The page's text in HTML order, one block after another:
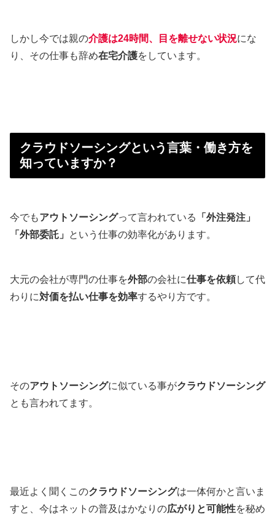
しかし今では親の介護は24時間、目を離せない状況にな
り、その仕事も辞め在宅介護をしています。
クラウドソーシングという言葉・働き方を
知っていますか？
今でもアウトソーシングって言われている
「外注発注」
「外部委託」
という仕事の効率化があります。
大元の会社が専門の仕事を外部の会社に仕事を依頼して代
わりに対価を払い仕事を効率するやり方です。
そのアウトソーシングに似ている事がクラウドソーシング
とも言われてます。
最近よく聞くこのクラウドソーシングは一体何かと言いま
すと、今はネットの普及はかなりの広がりと可能性を秘め